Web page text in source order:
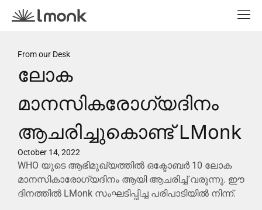
From our Desk
ലോക
മാനസികരോഗ്യദിനം
ആചരിച്ചുകൊണ്ട് LMonk
October 14, 2022
WHO യുടെ ആഭിമുഖ്യത്തിൽ ഒക്ടോബർ 10 ലോക
മാനസികാരോഗ്യദിനം ആയി ആചരിച്ച് വരുന്നു. ഈ
ദിനത്തിൽ LMonk സംഘടിപ്പിച്ച പരിപാടിയിൽ നിന്ന്.